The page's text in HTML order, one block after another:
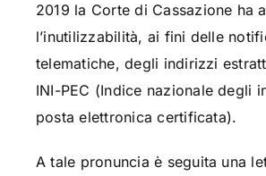
2019 la Corte di Cassazione ha
l’inutilizzabilità, ai fini delle
telematiche, degli indirizzi
INI-PEC (Indice nazionale degli
posta elettronica certificata).
A tale pronuncia è seguita una